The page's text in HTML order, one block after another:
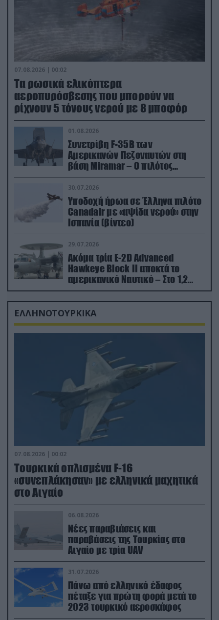
07.08.2026 | 00:02
Τα ρωσικά ελικόπτερα
αεροπυρόσβεσης που μπορούν να
ρίχνουν 5 τόνους νερού με 8 μποφόρ
01.08.2026
Συνετρίβη F-35B των
Αμερικανών Πεζοναυτών στη
βάση Miramar – Ο πιλότος
εκτινάχθηκε εγκαίρως
30.07.2026
Υποδοχή ήρωα σε Έλληνα πιλότο
Canadair με «αψίδα νερού» στην
Ισπανία (βίντεο)
29.07.2026
Ακόμα τρία E-2D Advanced
Hawkeye Block II αποκτά το
αμερικανικό Ναυτικό – Στο 1,2
δισ.δολάρια το κόστος
ΕΛΛΗΝΟΤΟΥΡΚΙΚΑ
07.08.2026 | 00:02
Τουρκικά οπλισμένα F-16
«συνεπλάκησαν» με ελληνικά μαχητικά
στο Αιγαίο
06.08.2026
Νέες παραβιάσεις και
παραβάσεις της Τουρκίας στο
Αιγαίο με τρία UAV
31.07.2026
Πάνω από ελληνικό έδαφος
πέταξε για πρώτη φορά μετά το
2023 τουρκικό αεροσκάφος